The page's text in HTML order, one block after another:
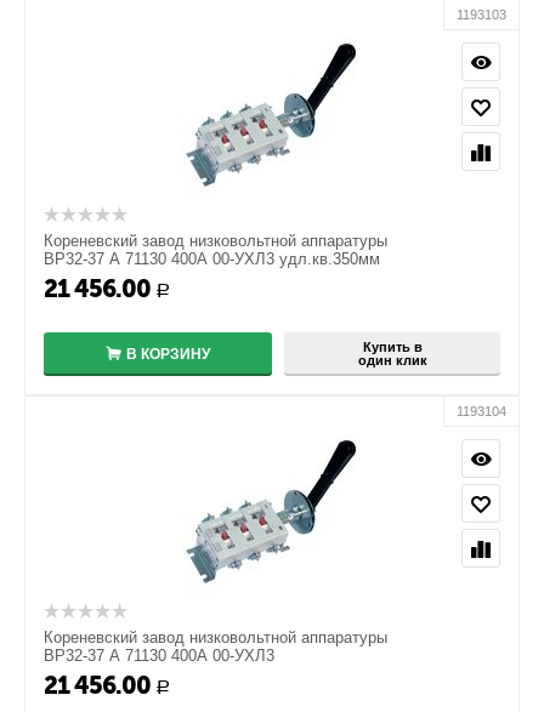
1193103
Кореневский завод низковольтной аппаратуры
ВР32-37 А 71130 400А 00-УХЛ3 удл.кв.350мм
21 456.00 Р
В КОРЗИНУ
Купить в
один клик
1193104
Кореневский завод низковольтной аппаратуры
ВР32-37 А 71130 400А 00-УХЛ3
21 456.00 Р